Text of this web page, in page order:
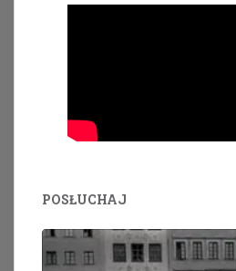
POSŁUCHAJ
Odtwarzacz
dźwiękowych